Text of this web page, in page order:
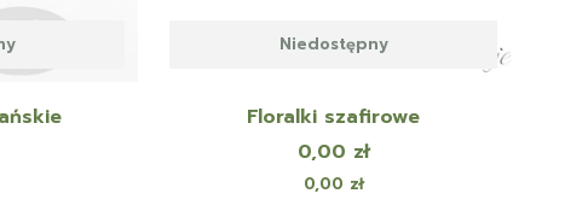
Niedostępny
Floralki szafirowe
Cena
0,00 zł
Cena
0,00 zł